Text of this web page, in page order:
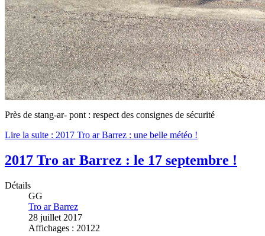
Près de stang-ar- pont : respect des consignes de sécurité
Lire la suite : 2017 Tro ar Barrez : une belle météo !
2017 Tro ar Barrez : le 17 septembre !
Détails
GG
Tro ar Barrez
28 juillet 2017
Affichages : 20122